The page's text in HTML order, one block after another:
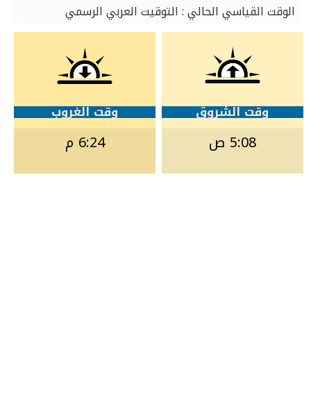
الوقت القياسي الحالي : التوقيت العربي الرسمي
وقت الشروق
5:08 ص
وقت الغروب
6:24 م